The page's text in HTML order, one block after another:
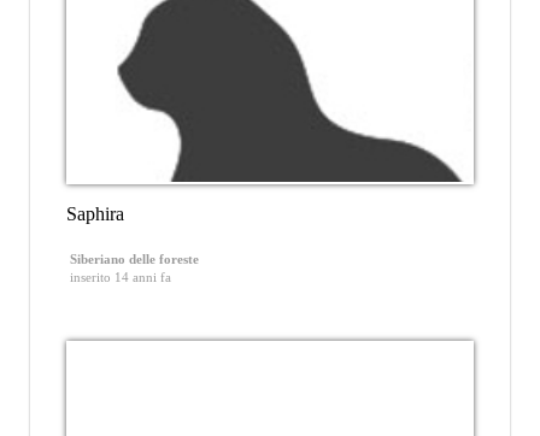
Saphira
Siberiano delle foreste
inserito 14 anni fa